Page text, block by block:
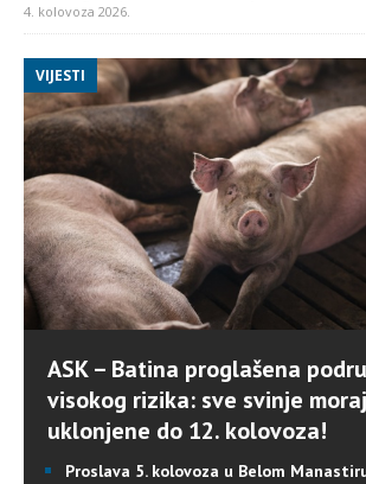
4. kolovoza 2026.
VIJESTI
ASK – Batina proglašena
visokog rizika: sve svinje
uklonjene do 12. kolovoza!
Proslava 5. kolovoza u Belom